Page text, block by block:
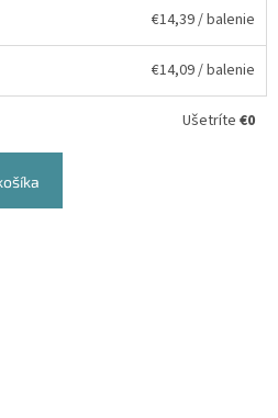
€14,39/ balenie
€14,09/ balenie
Ušetríte €0